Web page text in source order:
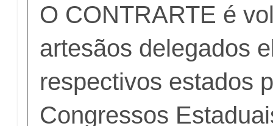
O CONTRARTE é
artesãos delegados
respectivos estados
Congressos